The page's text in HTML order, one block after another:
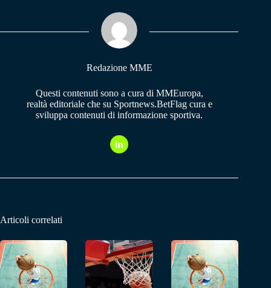
pp m
Redazione MME
Questi contenuti sono a cura di MMEuropa,
realtà editoriale che su Sportnews.BetFlag cura e
sviluppa contenuti di informazione sportiva.
Articoli correlati